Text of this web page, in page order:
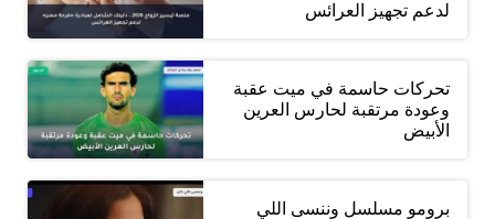
لدعم تجهيز العرائس
تحركات حاسمة في ميت عقبة
وعودة مرتقبة لحارس العرين
الأبيض
برومو مسلسل وننسى اللي